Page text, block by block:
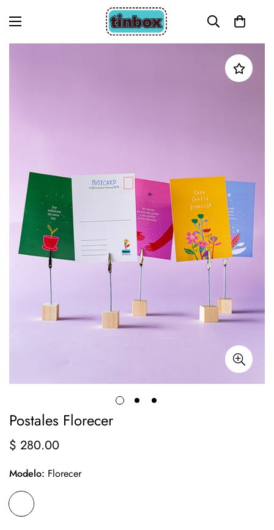
Postales Florecer
Precio
$ 280.00
Modelo: Florecer